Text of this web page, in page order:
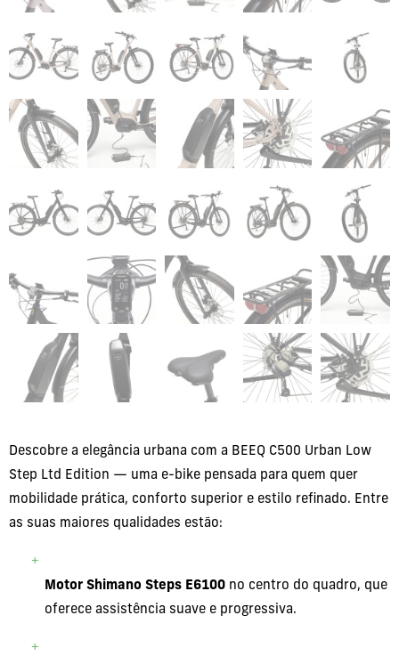
Descobre a elegância urbana com a BEEQ C500 Urban Low
Step Ltd Edition — uma e-bike pensada para quem quer
mobilidade prática, conforto superior e estilo refinado. Entre
as suas maiores qualidades estão:
Motor Shimano Steps E6100 no centro do quadro, que
oferece assistência suave e progressiva.